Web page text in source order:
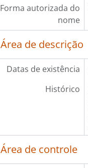
Forma autorizada do
nome
Área de descrição
Datas de existência
Histórico
Área de controle